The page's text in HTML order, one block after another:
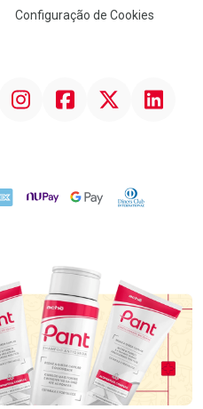
Configuração de Cookies
InstagramFacebook Linkedin
NuPay Google PayDiners Club